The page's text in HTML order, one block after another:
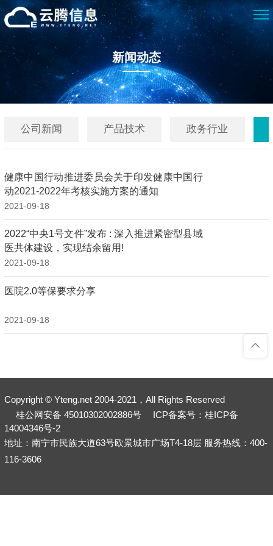
新闻动态
公司新闻 产品技术 政务行业
健康中国行动推进委员会关于印发健康中国行
动2021-2022年考核实施方案的通知
2021-09-18
2022“中央1号文件”发布 : 深入推进紧密型县域
医共体建设，实现结余留用!
2021-09-18
医院2.0等保要求分享
2021-09-18
Copyright © Yteng.net 2004-2021，All Rights Reserved
桂公网安备 45010302002886号
ICP备案号：桂ICP备
14004346号-2
地址：南宁市民族大道63号欧景城市广场T4-18层 服务热线：400-
116-3606